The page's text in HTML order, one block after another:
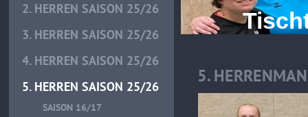
2. HERREN SAISON 25/26
3. HERREN SAISON 25/26
4. HERREN SAISON 25/26
5. HERREN SAISON 25/26
SAISON 16/17
5.